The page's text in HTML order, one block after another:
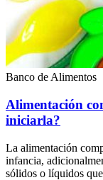
Banco de Alimentos
Alimentación
iniciarla?
La alimentación
infancia,
sólidos o líquidos